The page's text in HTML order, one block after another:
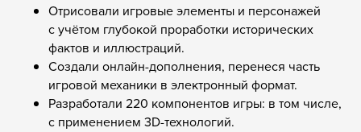
Отрисовали игровые элементы и персонажей
с учётом глубокой проработки исторических
фактов и иллюстраций.
Создали онлайн-дополнения, перенеся часть
игровой механики в электронный формат.
Разработали 220 компонентов игры: в том числе,
с применением 3D-технологий.